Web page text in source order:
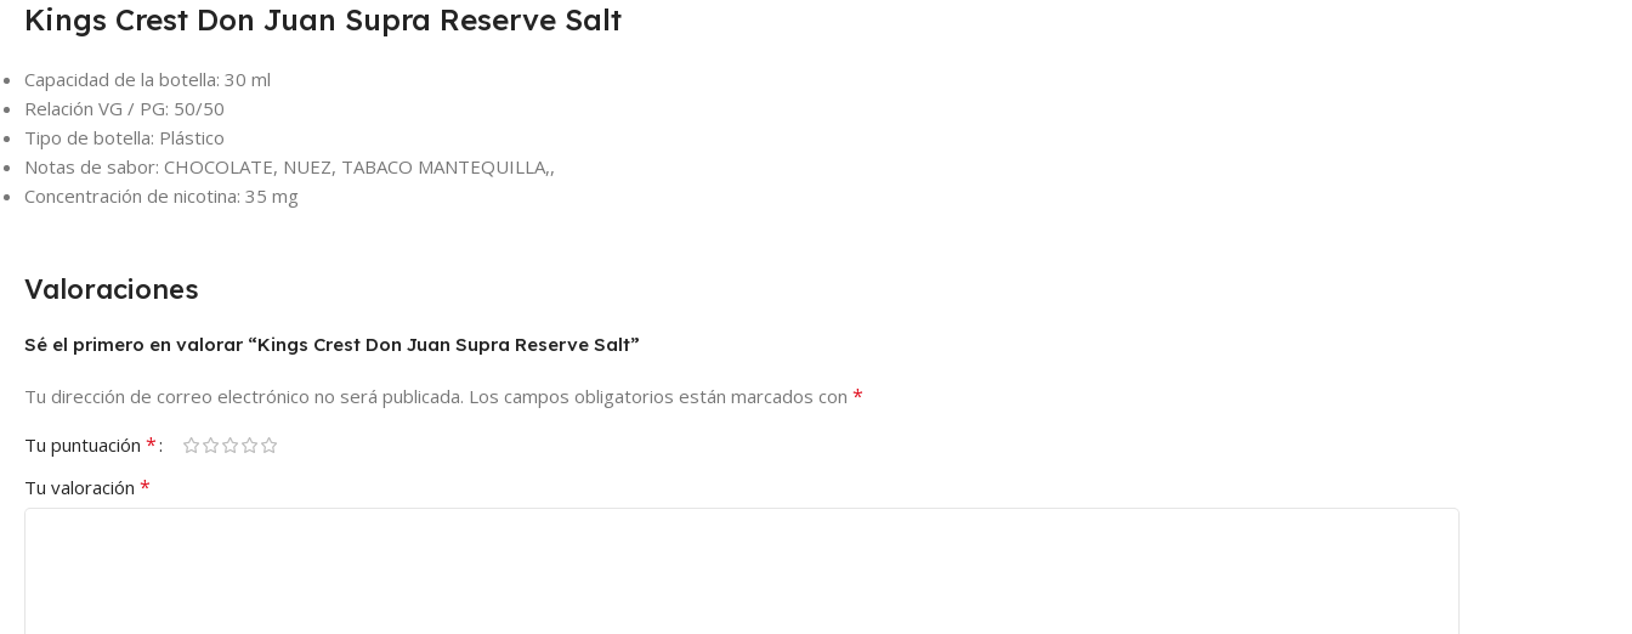
Kings Crest Don Juan Supra Reserve Salt
Capacidad de la botella: 30 ml
Relación VG / PG: 50/50
Tipo de botella: Plástico
Notas de sabor: CHOCOLATE, NUEZ, TABACO MANTEQUILLA,,
Concentración de nicotina: 35 mg
Valoraciones
Sé el primero en valorar “Kings Crest Don Juan Supra Reserve Salt”
Tu dirección de correo electrónico no será publicada. Los campos obligatorios están marcados con *
Tu puntuación *
Tu valoración *